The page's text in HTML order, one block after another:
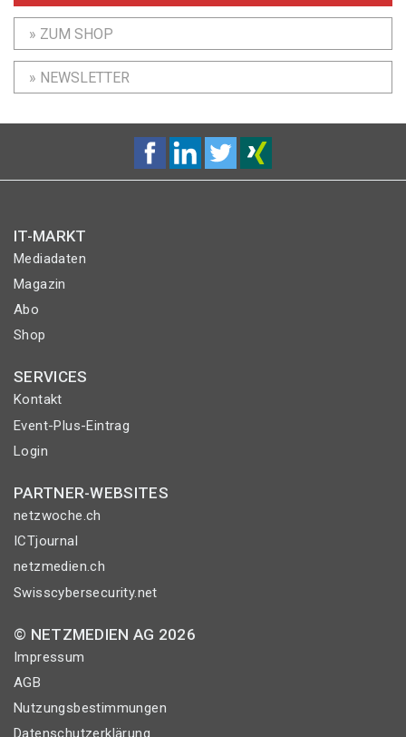
» ZUM SHOP
» NEWSLETTER
IT-MARKT
Mediadaten
Magazin
Abo
Shop
SERVICES
Kontakt
Event-Plus-Eintrag
Login
PARTNER-WEBSITES
netzwoche.ch
ICTjournal
netzmedien.ch
Swisscybersecurity.net
© NETZMEDIEN AG 2026
Impressum
AGB
Nutzungsbestimmungen
Datenschutzerklärung